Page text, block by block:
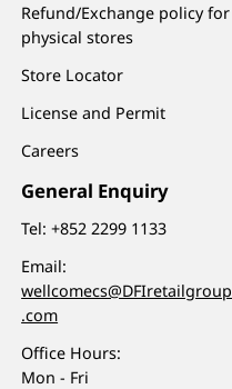
Refund/Exchange policy for
physical stores
Store Locator
License and Permit
Careers
General Enquiry
Tel:+852 2299 1133
Email:
wellcomecs@DFIretailgroup
.com
Office Hours:
Mon - Fri